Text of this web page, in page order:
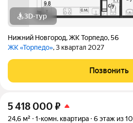
3D-тур
Нижний Новгород,ЖК Торпедо,56
ЖК «Торпедо», 3 квартал 2027
Позвонить
5 418 000 ₽
24,6 м² 1-комн. квартира 6 этаж из 10